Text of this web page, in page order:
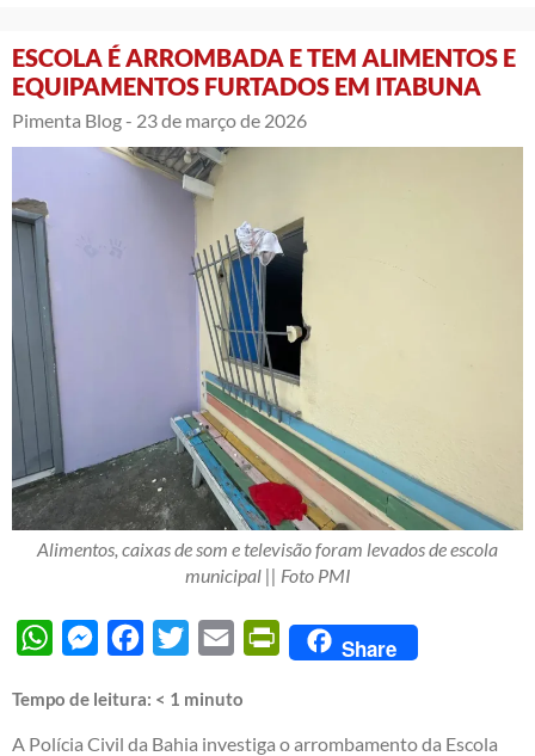
ESCOLA É ARROMBADA E TEM ALIMENTOS E
EQUIPAMENTOS FURTADOS EM ITABUNA
Pimenta Blog - 23 de março de 2026
Alimentos, caixas de som e televisão foram levados de escola
municipal || Foto PMI
WhatsAppMessengerFacebook
Twitter Email PrintFriendly
Share
Tempo de leitura: < 1 minuto
A Polícia Civil da Bahia investiga o arrombamento da Escola